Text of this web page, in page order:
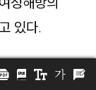
있다.